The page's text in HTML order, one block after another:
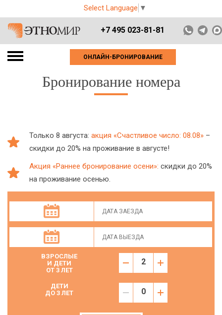
Select Language ▼
+7 495 023-81-81
ОНЛАЙН-БРОНИРОВАНИЕ
Бронирование номера
Только 8 августа: акция «Счастливое число: 08.08» –
скидки до 20% на проживание в августе!
Акция «Раннее бронирование осени»: скидки до 20%
на проживание осенью.
ВЗРОСЛЫЕ
И ДЕТИ
ОТ 3 ЛЕТ
ДЕТИ
ДО 3 ЛЕТ